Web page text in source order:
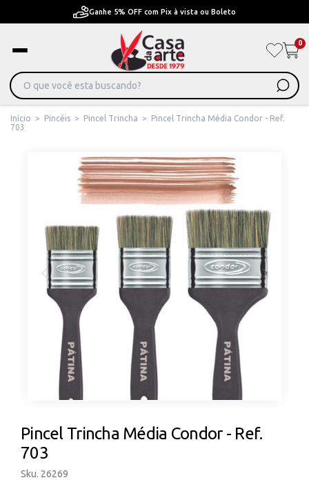
Pague em Até 6x sem juros ou ate 12x com juros
0
Início > Pincéis > Pincel Trincha >
Pincel Trincha Média Condor - Ref.
703
Pincel Trincha Média Condor - Ref.
703
Sku. 26269